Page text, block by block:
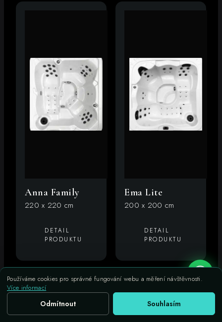
Anna Family
220 x 220 cm
DETAIL
PRODUKTU
Ema Lite
200 x 200 cm
DETAIL
PRODUKTU
Používáme cookies pro správné fungování webu a měření návštěvnosti.
Více informací
Odmítnout Souhlasím